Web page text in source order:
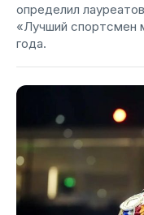
определил
«Лучший спортсмен
года.